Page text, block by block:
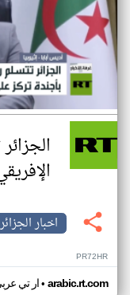
اخبار الجزائر
PR72HR
ار تي• arabic.rt.com